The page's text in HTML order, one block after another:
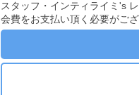
スタッフ・インティライミ's
会費をお支払い頂く必要がござ